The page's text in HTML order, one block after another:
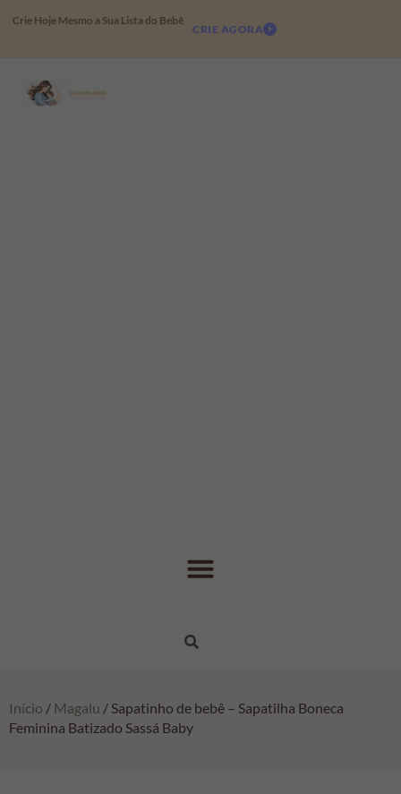
Crie Hoje Mesmo a Sua Lista do Bebê
CRIE AGORA
Início / Magalu / Sapatinho de bebê – Sapatilha Boneca
Feminina Batizado Sassá Baby